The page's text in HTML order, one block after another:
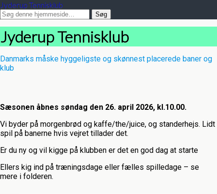
Jyderup Tennisklub
Jyderup Tennisklub
Danmarks måske hyggeligste og skønnest placerede baner og
klub
Sæsonen åbnes søndag den 26. april 2026, kl.10.00.
Vi byder på morgenbrød og kaffe/the/juice, og standerhejs. Lidt
spil på banerne hvis vejret tillader det.
Er du ny og vil kigge på klubben er det en god dag at starte
Ellers kig ind på træningsdage eller fælles spilledage – se
mere i folderen.